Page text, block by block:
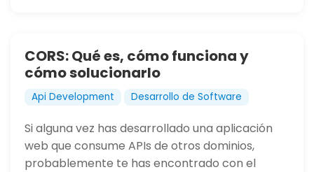
CORS: Qué es, cómo funciona y
cómo solucionarlo
Api Development Desarrollo de Software
Si alguna vez has desarrollado una aplicación
web que consume APIs de otros dominios,
probablemente te has encontrado con el